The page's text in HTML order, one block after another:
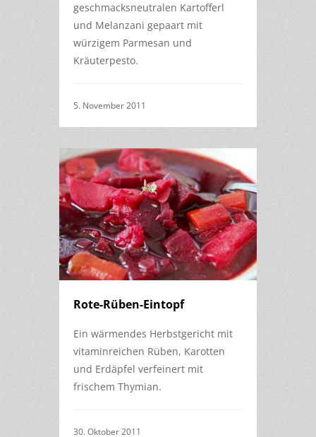
geschmacksneutralen Kartofferl
und Melanzani gepaart mit
würzigem Parmesan und
Kräuterpesto.
5. November 2011
Rote-Rüben-Eintopf
Ein wärmendes Herbstgericht mit
vitaminreichen Rüben, Karotten
und Erdäpfel verfeinert mit
frischem Thymian.
30. Oktober 2011